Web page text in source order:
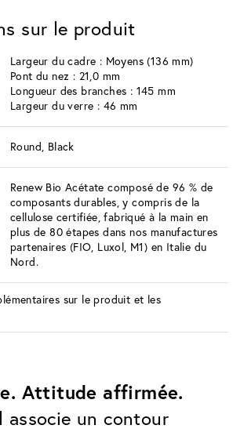
sur le produit
Largeur du cadre : Moyens (136 mm)
Pont du nez : 21,0 mm
Longueur des branches : 145 mm
Largeur du verre : 46 mm
Round, Black
Renew Bio Acétate composé de 96 % de
composants durables, y compris de la
cellulose certifiée, fabriqué à la main en
plus de 80 étapes dans nos manufactures
partenaires (FIO, Luxol, M1) en Italie du
Nord.
sur le produit et les
Attitude affirmée.
associe un contour